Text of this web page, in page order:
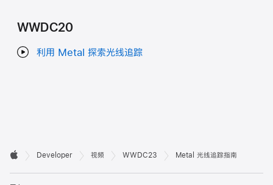
WWDC20
利用 Metal 探索光线追踪
开
发

Developer 视频 WWDC23 Metal 光线追踪指南